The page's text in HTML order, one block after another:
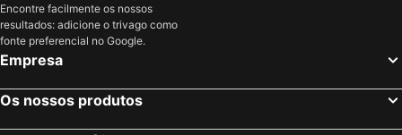
Encontre facilmente os nossos
resultados: adicione o trivago como
fonte preferencial no Google.
Empresa
Os nossos produtos